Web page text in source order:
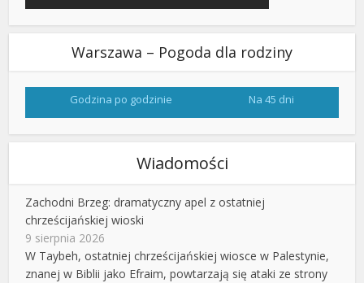
Warszawa – Pogoda dla rodziny
Godzina po godzinie Na 45 dni
Wiadomości
Zachodni Brzeg: dramatyczny apel z ostatniej
chrześcijańskiej wioski
9 sierpnia 2026
W Taybeh, ostatniej chrześcijańskiej wiosce w Palestynie,
znanej w Biblii jako Efraim, powtarzają się ataki ze strony